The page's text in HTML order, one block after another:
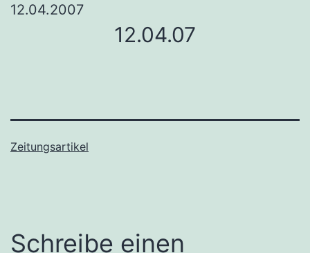
12.04.2007
12.04.07
Zeitungsartikel
Schreibe einen